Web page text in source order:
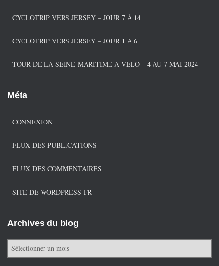
CYCLOTRIP VERS JERSEY – JOUR 7 À 14
CYCLOTRIP VERS JERSEY – JOUR 1 À 6
TOUR DE LA SEINE-MARITIME À VÉLO – 4 AU 7 MAI 2024
Méta
CONNEXION
FLUX DES PUBLICATIONS
FLUX DES COMMENTAIRES
SITE DE WORDPRESS-FR
Archives du blog